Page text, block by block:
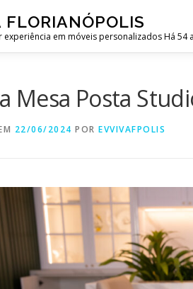
FLORIANÓPOLIS
experiência em móveis personalizados Há
Mesa Posta
22/06/2024 POR EVVIVAFPOLIS